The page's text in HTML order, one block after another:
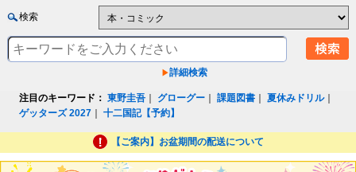
検索
詳細検索
注目のキーワード： 東野圭吾 グローグー ｜課題図書 ｜夏休みドリル｜
ゲッターズ 2027 ｜十二国記【予約】
【ご案内】お盆期間の配送について